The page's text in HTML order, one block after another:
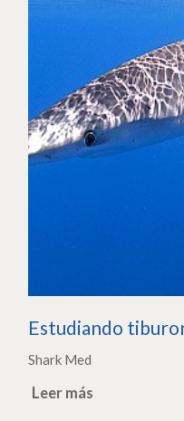
Estudiando
Shark Med
Leer más